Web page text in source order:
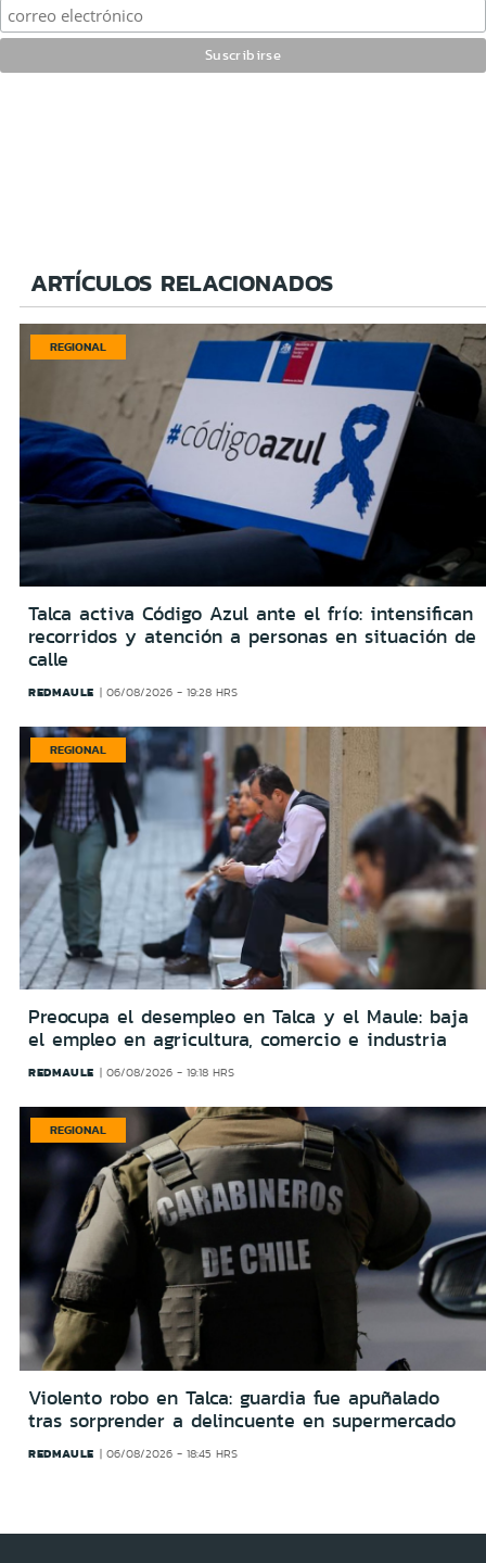
ARTÍCULOS RELACIONADOS
REGIONAL
Talca activa Código Azul ante el frío: intensifican
recorridos y atención a personas en situación de
calle
REDMAULE 06/08/2026 - 19:28 HRS
REGIONAL
Preocupa el desempleo en Talca y el Maule: baja
el empleo en agricultura, comercio e industria
REDMAULE 06/08/2026 - 19:18 HRS
REGIONAL
Violento robo en Talca: guardia fue apuñalado
tras sorprender a delincuente en supermercado
REDMAULE 06/08/2026 - 18:45 HRS